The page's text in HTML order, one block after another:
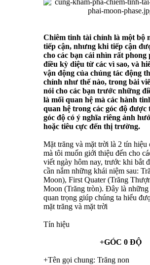
Chiêm tinh tài chính là một bộ
tiếp cận, nhưng khi tiếp cận
cho các bạn cái nhìn rất phong
điều kỳ diệu từ các vì sao, và
vận động của chúng tác động
chính như thế nào, trong bài
nói cho các bạn trước những
là mối quan hệ mà các hành
quan hệ trong các góc độ được
góc độ có ý nghĩa riêng ảnh
hoặc tiêu cực đến thị trường.
Mặt trăng và mặt trời là 2 tín hiệu
mà tôi muốn giới thiệu đến cho
viết ngày hôm nay, trước khi bắt
cần nắm những khái niệm sau:
Moon), First Quater (Trăng
Moon (Trăng tròn). Đây là những
quan trọng giúp chúng ta hiểu
mặt trăng và mặt trời
Tín hiệu
+GÓC 0 ĐỘ
+Tên gọi chung: Trăng non